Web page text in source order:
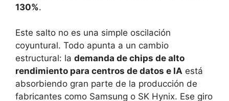
130%.
Este salto no es una simple oscilación
coyuntural. Todo apunta a un cambio
estructural: la demanda de chips de alto
rendimiento para centros de datos e IA está
absorbiendo gran parte de la producción de
fabricantes como Samsung o SK Hynix. Ese giro